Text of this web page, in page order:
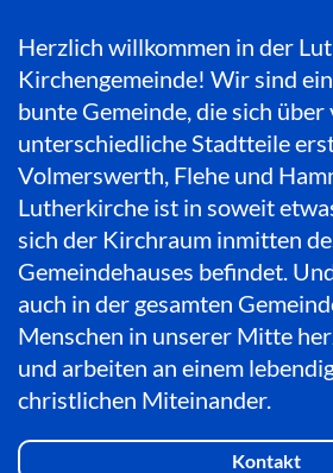
Herzlich willkommen in der
Kirchengemeinde! Wir sind
bunte Gemeinde, die sich über
unterschiedliche Stadtteile
Volmerswerth, Flehe und
Lutherkirche ist in soweit
sich der Kirchraum inmitten
Gemeindehauses befindet.
auch in der gesamten
Menschen in unserer Mitte
und arbeiten an einem
christlichen Miteinander.
Kontakt